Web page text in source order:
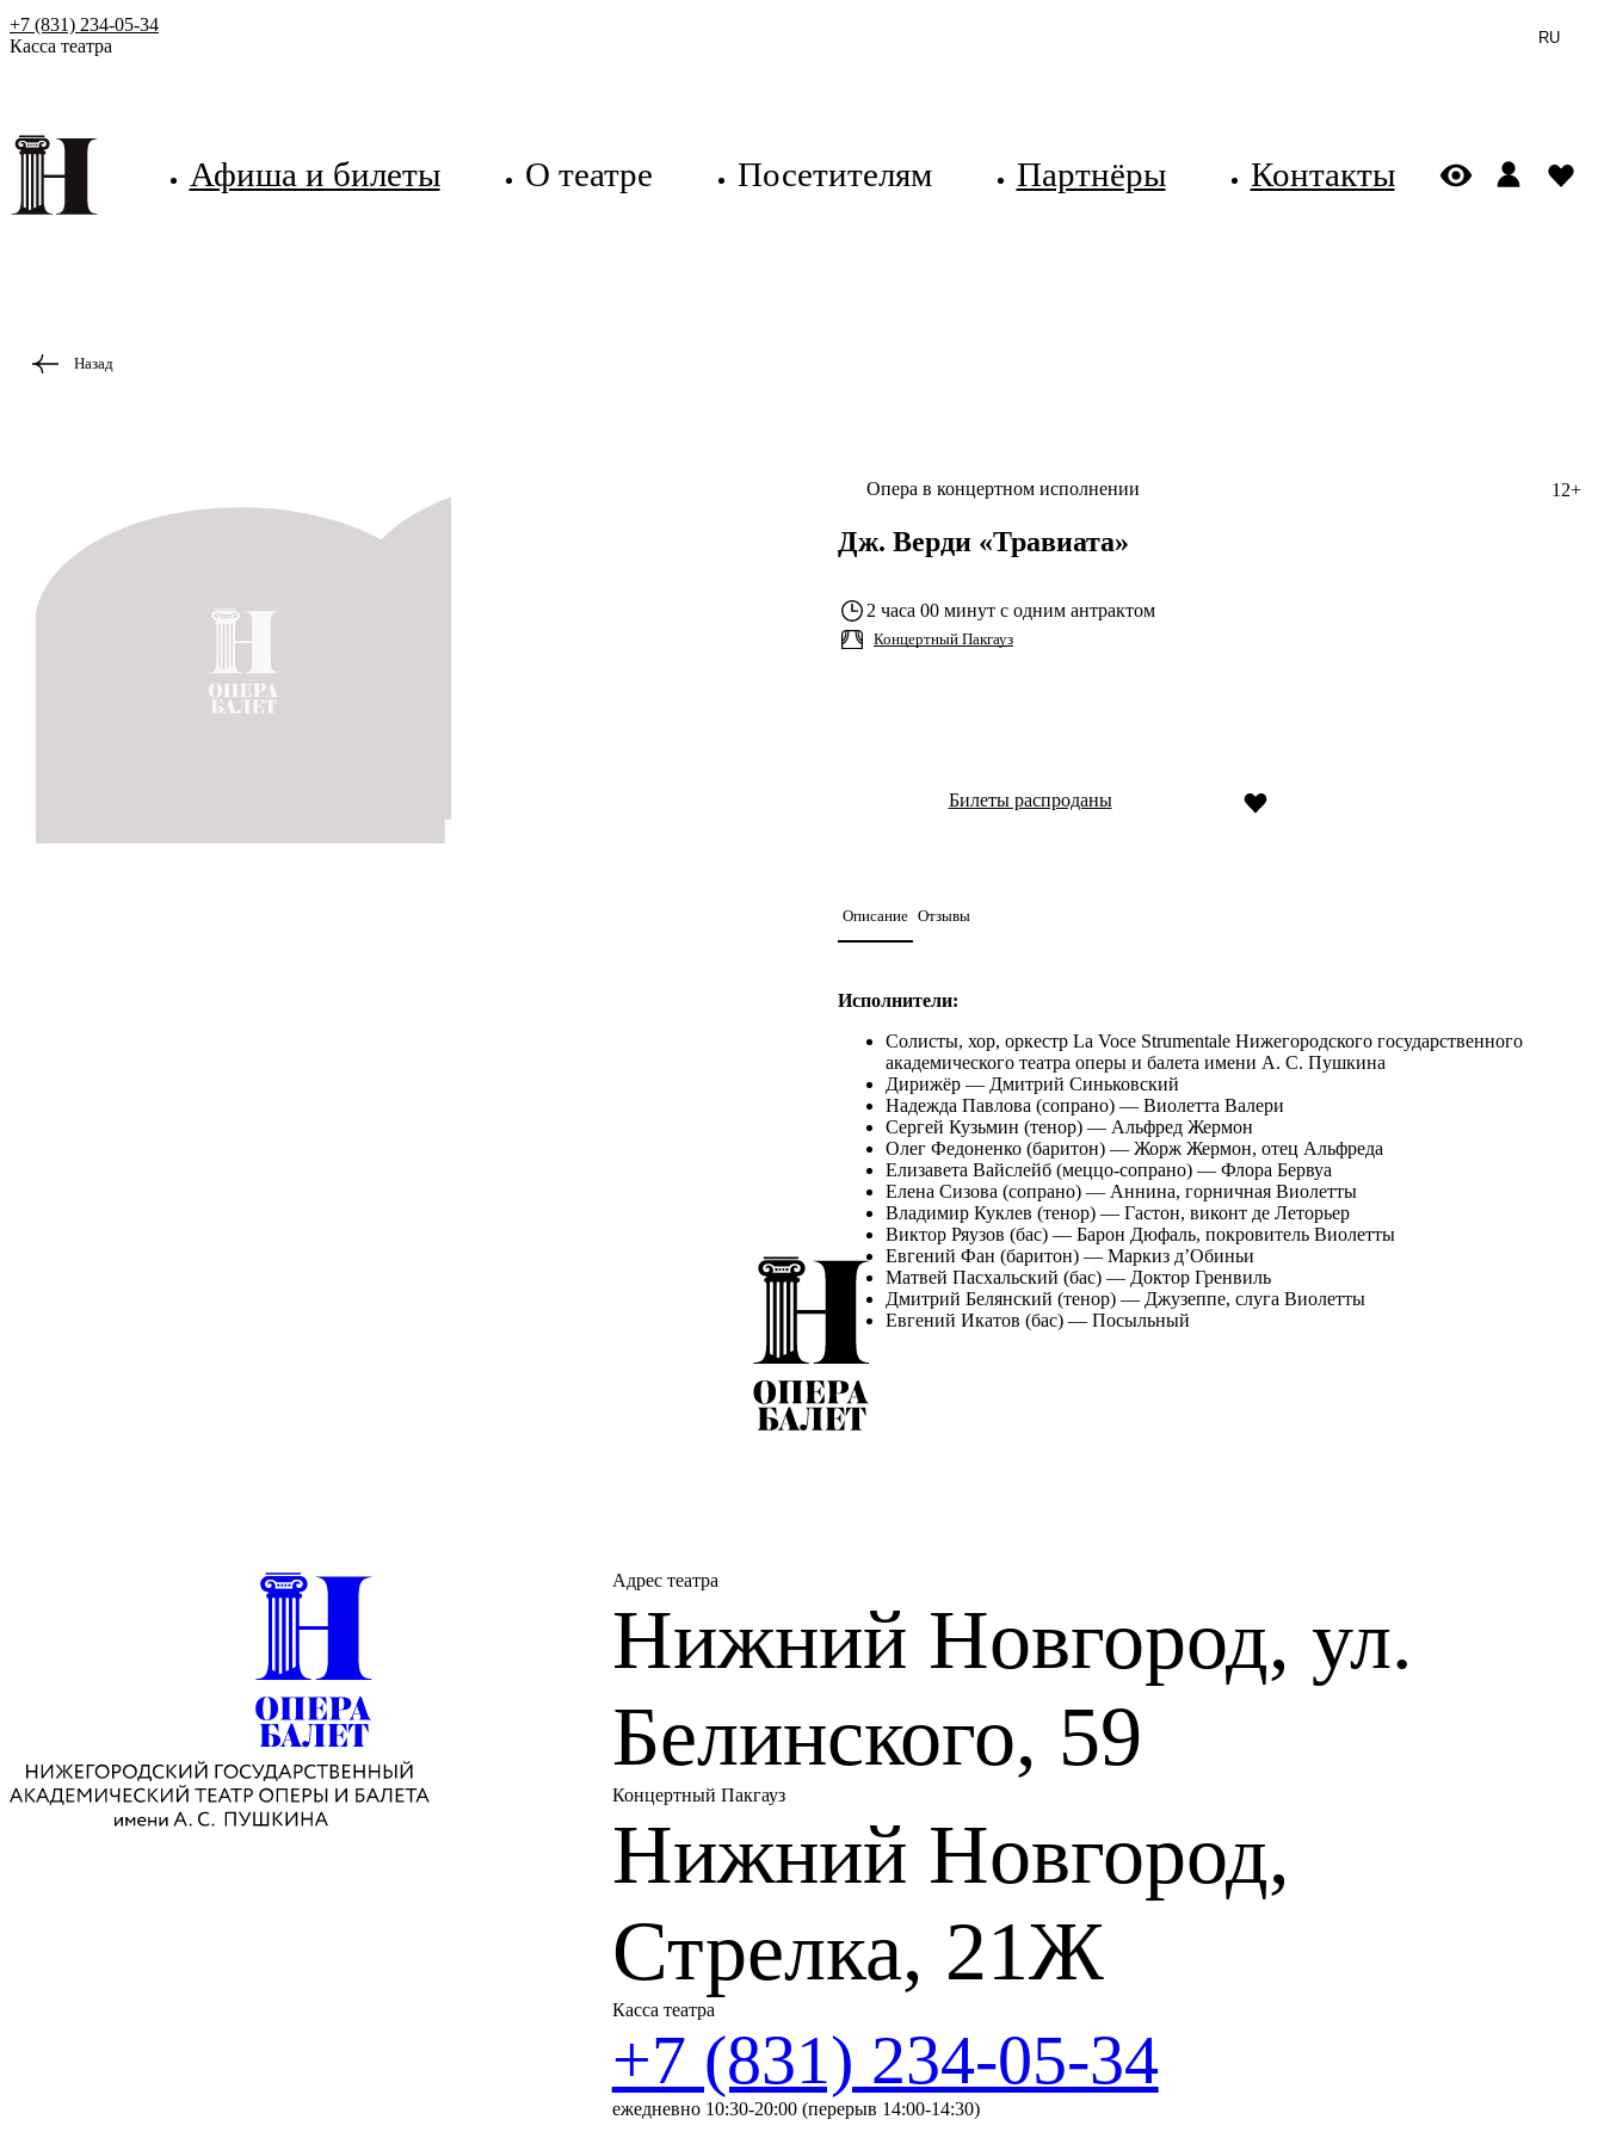
+7 (831) 234-05-34
Касса театра
RU
Афиша и билеты О театре Посетителям Партнёры Контакты
Назад
Опера в концертном исполнении 12+
Дж. Верди «Травиата»
2 часа 00 минут с одним антрактом
Концертный Пакгауз
Билеты распроданы
Описание Отзывы
Исполнители:
Солисты, хор, оркестр La Voce Strumentale Нижегородского государственного
академического театра оперы и балета имени А. С. Пушкина
Дирижёр — Дмитрий Синьковский
Надежда Павлова (сопрано) — Виолетта Валери
Сергей Кузьмин (тенор) — Альфред Жермон
Олег Федоненко (баритон) — Жорж Жермон, отец Альфреда
Елизавета Вайслейб (меццо-сопрано) — Флора Бервуа
Елена Сизова (сопрано) — Аннина, горничная Виолетты
Владимир Куклев (тенор) — Гастон, виконт де Леторьер
Виктор Ряузов (бас) — Барон Дюфаль, покровитель Виолетты
Евгений Фан (баритон) — Маркиз д’Обиньи
Матвей Пасхальский (бас) — Доктор Гренвиль
Дмитрий Белянский (тенор) — Джузеппе, слуга Виолетты
Евгений Икатов (бас) — Посыльный
Описание:
Уилсон (дирижер – Т. Курентзис, Дягилевский фестиваль, 2016), Давид Херманн (дирижер
— И.Ф. Чампа, Цюрихская опера, 2022-2023). В 2023 году Надежда Павлова исполнила
партию Травиаты в Флорентийской опере под управлением легендарного дирижера Зубина
Меты. Партнером певицы станет великолепный Сергей Кузьмин (Альфред Жермон).
Либретто «Травиаты» — одного из самых гениальных творений мирового оперного
репертуара — написано по драме Александра Дюма-сына «Дама с камелиями», в основе
которой подлинные события из жизни писателя, а у действующих лиц — реальные живые
прообразы. В главной героине романа Маргарите Готье читатели сразу узнали Мари
очарование восхищали многих современников, среди них — композитор Ференц Лист и
поэт Теофиль Готье. В герое угадывались черты самого Дюма, любившего Мари искренне
и страстно. Но их браку воспротивился отец Александра — знаменитый автор «Трёх
мушкетеров». Надломленная крушением надежд и тоской по любимому, Мари вскоре
В 1848 году Дюма переработал роман в пьесу, тут же запрещенную цензурой за
«безнравственность». Но когда через четыре года «Дама с камелиями» вышла на сцену, она
сразу же завоевала шумный успех и обошла все театры Европы.
Прочитав роман и увидев парижскую премьеру пьесы Дюма, Джузеппе Верди вместе с
опытным либреттистом Франческо Пьяве начал работу над оперой. «Другой, может быть,
не взялся бы за этот сюжет из-за приличий, из-за эпохи и из-за тысячи других глупых
предрассудков, — писал Верди. — Я же занимаюсь им с величайшим удовольствием».
Адрес театра
Нижний Новгород, ул.
Белинского, 59
Концертный Пакгауз
Нижний Новгород,
Стрелка, 21Ж
Касса театра
+7 (831) 234-05-34
ежедневно 10:30-20:00 (перерыв 14:00-14:30)